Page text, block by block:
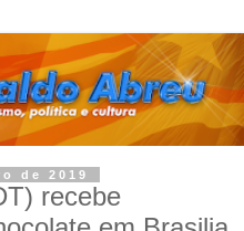
de 2019
recebe